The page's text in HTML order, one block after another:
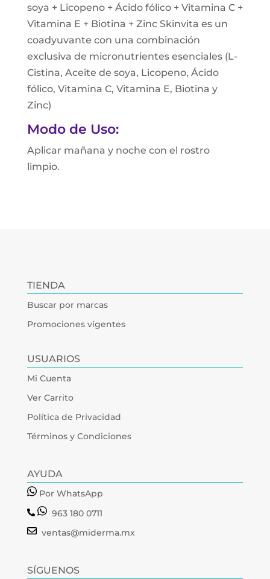
soya + Licopeno + Ácido fólico + Vitamina C +
Vitamina E + Biotina + Zinc Skinvita es un
coadyuvante con una combinación
exclusiva de micronutrientes esenciales (L-
Cistina, Aceite de soya, Licopeno, Ácido
fólico, Vitamina C, Vitamina E, Biotina y
Zinc)
Modo de Uso:
Aplicar mañana y noche con el rostro
limpio.
TIENDA
Buscar por marcas
Promociones vigentes
USUARIOS
Mi Cuenta
Ver Carrito
Política de Privacidad
Términos y Condiciones
AYUDA
Por WhatsApp
963 180 0711
ventas@miderma.mx
SÍGUENOS